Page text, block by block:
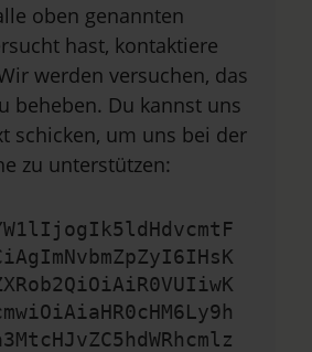
oben genannten
hast, kontaktiere
werden versuchen, das
beheben. Du kannst uns
schicken, um uns bei der
zu unterstützen: